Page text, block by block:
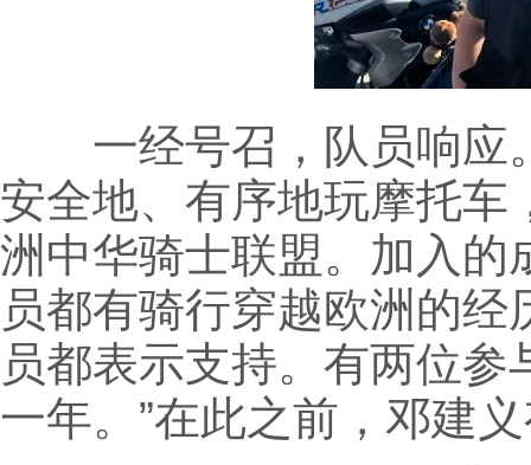
一经号召，队员响应
安全地、有序地玩摩托车
洲中华骑士联盟。加入的
员都有骑行穿越欧洲的经
员都表示支持。有两位
一年。”在此之前，邓建